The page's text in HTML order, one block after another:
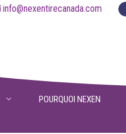
info@nexentirecanada.com
POURQUOI NEXEN